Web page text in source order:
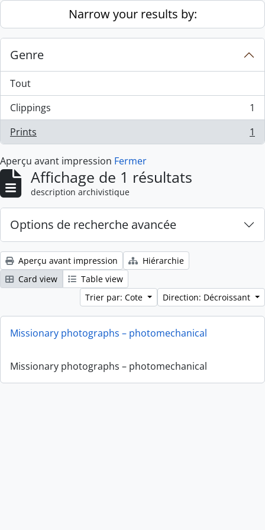
Skip to main contentNarrow your results by:
Genre
Tout
Clippings
, 1 résultats
1
Prints
, 1 résultats 1
Aperçu avant impression Fermer
Affichage de 1 résultats
description archivistique
Options de recherche avancée
Aperçu avant impression
Hiérarchie
Card view
Table view
Trier par: Cote
Direction: Décroissant
Missionary photographs – photomechanical
Missionary photographs – photomechanical